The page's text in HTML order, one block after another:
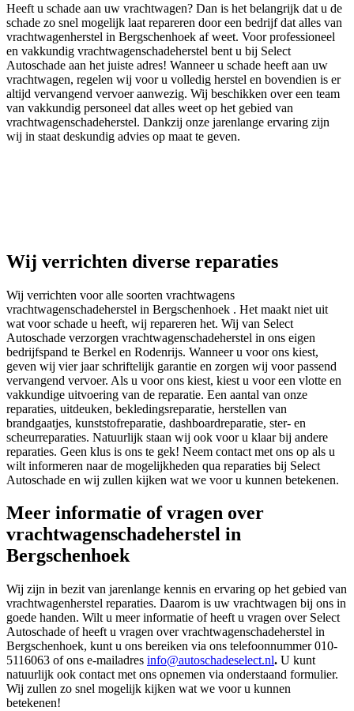
Heeft u schade aan uw vrachtwagen? Dan is het belangrijk dat u de
schade zo snel mogelijk laat repareren door een bedrijf dat alles van
vrachtwagenherstel in Bergschenhoek af weet. Voor professioneel
en vakkundig vrachtwagenschadeherstel bent u bij Select
Autoschade aan het juiste adres! Wanneer u schade heeft aan uw
vrachtwagen, regelen wij voor u volledig herstel en bovendien is er
altijd vervangend vervoer aanwezig. Wij beschikken over een team
van vakkundig personeel dat alles weet op het gebied van
vrachtwagenschadeherstel. Dankzij onze jarenlange ervaring zijn
wij in staat deskundig advies op maat te geven.
Wij verrichten diverse reparaties
Wij verrichten voor alle soorten vrachtwagens
vrachtwagenschadeherstel in Bergschenhoek . Het maakt niet uit
wat voor schade u heeft, wij repareren het. Wij van Select
Autoschade verzorgen vrachtwagenschadeherstel in ons eigen
bedrijfspand te Berkel en Rodenrijs. Wanneer u voor ons kiest,
geven wij vier jaar schriftelijk garantie en zorgen wij voor passend
vervangend vervoer. Als u voor ons kiest, kiest u voor een vlotte en
vakkundige uitvoering van de reparatie. Een aantal van onze
reparaties, uitdeuken, bekledingsreparatie, herstellen van
brandgaatjes, kunststofreparatie, dashboardreparatie, ster- en
scheurreparaties. Natuurlijk staan wij ook voor u klaar bij andere
reparaties. Geen klus is ons te gek! Neem contact met ons op als u
wilt informeren naar de mogelijkheden qua reparaties bij Select
Autoschade en wij zullen kijken wat we voor u kunnen betekenen.
Meer informatie of vragen over
vrachtwagenschadeherstel in
Bergschenhoek
Wij zijn in bezit van jarenlange kennis en ervaring op het gebied van
vrachtwagenherstel reparaties. Daarom is uw vrachtwagen bij ons in
goede handen. Wilt u meer informatie of heeft u vragen over Select
Autoschade of heeft u vragen over vrachtwagenschadeherstel in
Bergschenhoek, kunt u ons bereiken via ons telefoonnummer 010-
5116063 of ons e-mailadres info@autoschadeselect.nl. U kunt
natuurlijk ook contact met ons opnemen via onderstaand formulier.
Wij zullen zo snel mogelijk kijken wat we voor u kunnen
betekenen!